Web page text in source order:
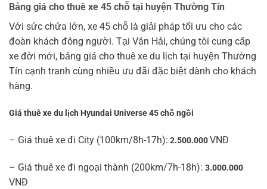
Bảng giá cho thuê xe 45 chỗ tại huyện Thường Tín
Với sức chứa lớn, xe 45 chỗ là giải pháp tối ưu cho các
đoàn khách đông người. Tại Vân Hải, chúng tôi cung cấp
xe đời mới, bảng giá cho thuê xe du lịch tại huyện Thường
Tín cạnh tranh cùng nhiều ưu đãi đặc biệt dành cho khách
hàng.
Giá thuê xe du lịch Hyundai Universe 45 chỗ ngồi
– Giá thuê xe đi City (100km/8h-17h): 2.500.000VNĐ
– Giá thuê xe đi ngoại thành (200km/7h-18h): 3.000.000
VNĐ